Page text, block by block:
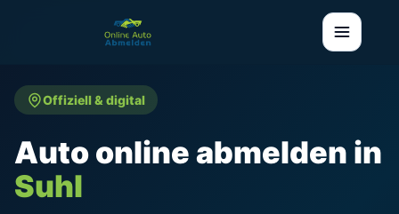
Offiziell & digital
Auto online abmelden in
Suhl